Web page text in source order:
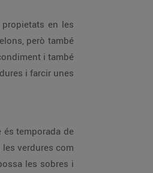
en les
però també
i també
i farcir unes
temporada de
verdures com
les sobres i